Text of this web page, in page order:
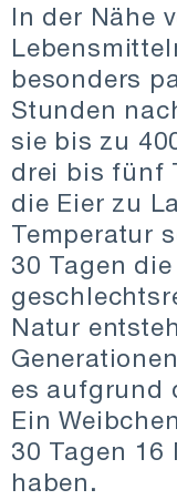
In der Nähe
besonders
Stunden
sie bis zu
drei bis fünf
die Eier zu
Temperatur
30 Tagen
Natur
es aufgrund
Ein
30 Tagen
haben.